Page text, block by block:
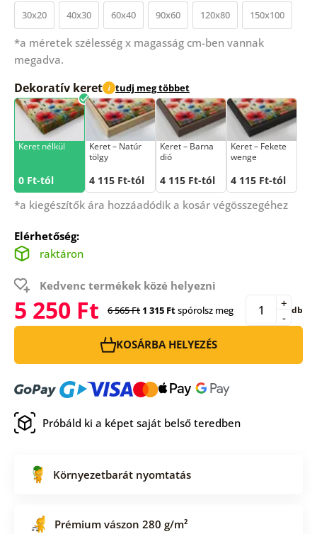
30x20 40x30 60x40 90x60 120x80 150x100
*a méretek szélesség x magasság cm-ben vannak
megadva.
Dekoratív keret i tudj meg többet
Keret nélkül
0 Ft-tól
Keret – Natúr
tölgy
4 115 Ft-tól
Keret – Barna
dió
4 115 Ft-tól
Keret – Fekete
wenge
4 115 Ft-tól
*a kiegészítők ára hozzáadódik a kosár végösszegéhez
Elérhetőség:
raktáron
Kedvenc termékek közé helyezni
5 250 Ft 6 565 Ft 1 315 Ftspórolsz meg -
+ db
KOSÁRBA HELYEZÉS
Próbáld ki a képet saját belső teredben
Környezetbarát nyomtatás
Prémium vászon 280 g/m²